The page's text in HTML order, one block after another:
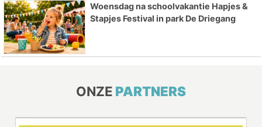
Woensdag na schoolvakantie Hapjes &
Stapjes Festival in park De Driegang
ONZE PARTNERS